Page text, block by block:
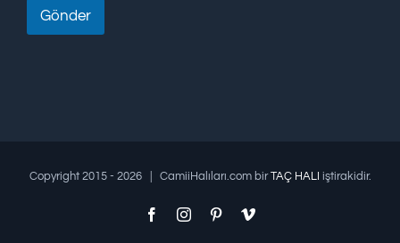
Gönder
Copyright 2015 - 2026 | CamiiHalıları.com birTAÇ HALI iştirakidir.
FacebookInstagramPinterestVimeo